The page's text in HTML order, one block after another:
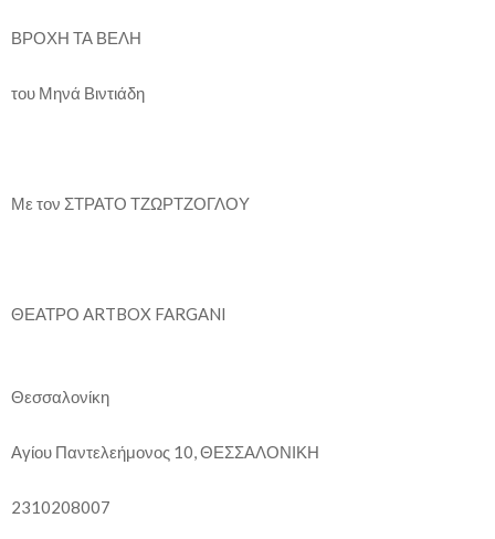
ΒΡΟΧΗ ΤΑ ΒΕΛΗ
του Μηνά Βιντιάδη
Με τον ΣΤΡΑΤΟ ΤΖΩΡΤΖΟΓΛΟΥ
ΘΕΑΤΡΟ ARTBOX FARGANI
Θεσσαλονίκη
Αγίου Παντελεήμονος 10, ΘΕΣΣΑΛΟΝΙΚΗ
2310208007